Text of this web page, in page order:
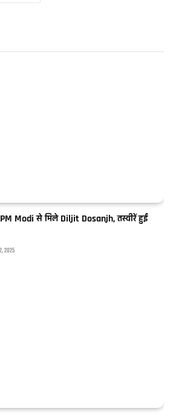
PM Modi से मिले Diljit Dosanjh, तस्वीरें हुईं
2025